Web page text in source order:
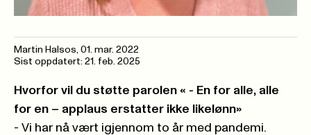
Martin Halsos, 01. mar. 2022
Sist oppdatert: 21. feb. 2025
Hvorfor vil du støtte parolen « - En for alle, alle
for en – applaus erstatter ikke likelønn»
- Vi har nå vært igjennom to år med pandemi.